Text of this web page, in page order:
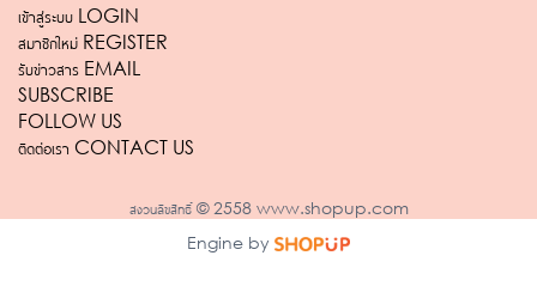
เข้าสู่ระบบ LOGIN
สมาชิกใหม่ REGISTER
รับข่าวสาร EMAIL
SUBSCRIBE
FOLLOW US
ติดต่อเรา CONTACT US
สงวนลิขสิทธิ์ © 2558 www.shopup.com
Engine by